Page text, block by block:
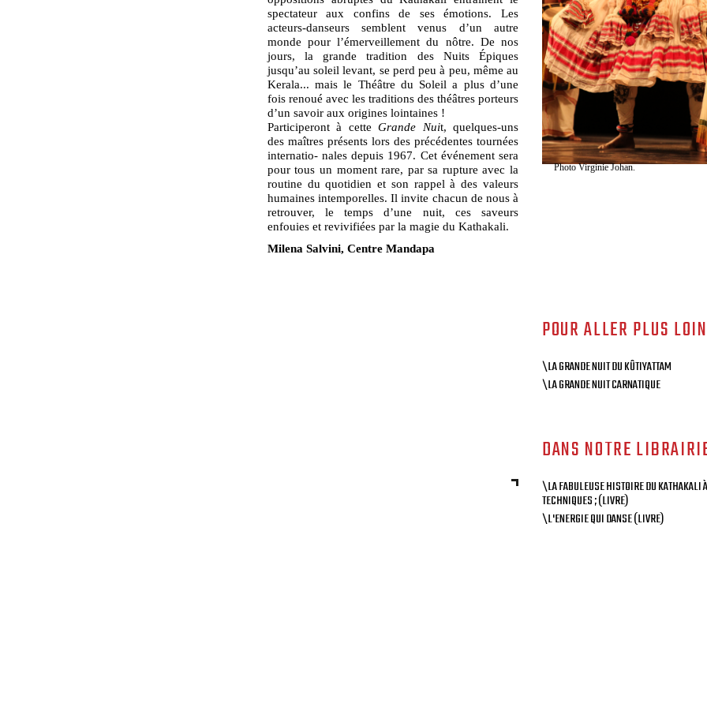
spectateur aux confins de ses émotions. Les
acteurs-danseurs semblent venus d’un autre
monde pour l’émerveillement du nôtre. De nos
jours, la grande tradition des Nuits Épiques
jusqu’au soleil levant, se perd peu à peu, même au
Kerala... mais le Théâtre du Soleil a plus d’une
fois renoué avec les traditions des théâtres porteurs
d’un savoir aux origines lointaines !
Participeront à cetteGrande Nuit, quelques-uns
des maîtres présents lors des précédentes tournées
internatio- nales depuis 1967. Cet événement sera
pour tous un moment rare, par sa rupture avec la
routine du quotidien et son rappel à des valeurs
humaines intemporelles. Il invite chacun de nous à
retrouver, le temps d’une nuit, ces saveurs
enfouies et revivifiées par la magie du Kathakali.
Milena Salvini, Centre Mandapa
Photo Virginie Johan.
POUR ALLER PLUS LOIN
\LA GRANDE NUIT DU KÛTIYATTAM
\LA GRANDE NUIT CARNATIQUE
DANS NOTRE
\LA FABULEUSE HISTOIRE DU KATHAKALI
TECHNIQUES ; (LIVRE)
\L'ENERGIE QUI DANSE (LIVRE)